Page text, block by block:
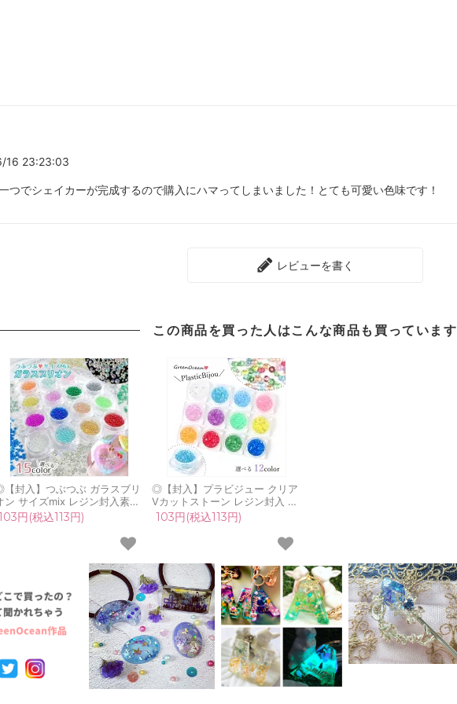
16 23:23:03
つでシェイカーが完成するので購入にハマってしまいました！とても可愛い色味です！
レビューを書く
この商品を買った人はこんな商品も買っています
封入】つぶつぶ ガラスブリ
ン サイズmix レジン封入素材
ーロラ 封入パーツ ガラス粒
ガラス玉 ビーズ シェイカー デ
コパーツ カラフル キラキラ 手
円(税込113円)
◎【封入】プラビジュー クリア
Vカットストーン レジン封入 ネ
イルパーツ ネイル用品 デコパー
ツ ダイヤ ジュエリー 宝石 キラ
キラ カシャカシャ 手芸 クラフ
103円(税込113円)